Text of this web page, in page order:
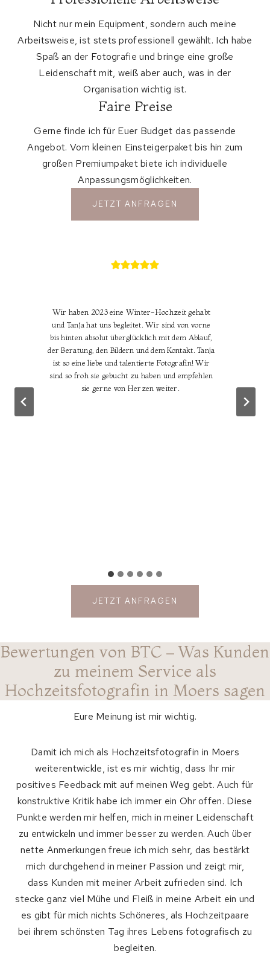
Nicht nur mein Equipment, sondern auch meine
Arbeitsweise, ist stets professionell gewählt. Ich habe
Spaß an der Fotografie und bringe eine große
Leidenschaft mit, weiß aber auch, was in der
Organisation wichtig ist.
Faire Preise
Gerne finde ich für Euer Budget das passende
Angebot. Vom kleinen Einsteigerpaket bis hin zum
großen Premiumpaket biete ich individuelle
Anpassungsmöglichkeiten.
JETZT ANFRAGEN
Wir haben 2023 eine Winter-Hochzeit gehabt
und Tanja hat uns begleitet. Wir sind von vorne
bis hinten absolut überglücklich mit dem Ablauf,
der Beratung, den Bildern und dem Kontakt. Tanja
ist so eine liebe und talentierte Fotografin! Wir
sind so froh sie gebucht zu haben und empfehlen
sie gerne von Herzen weiter.
JETZT ANFRAGEN
Bewertungen von BTC – Was Kunden
zu meinem Service als
Hochzeitsfotografin in Moers sagen
Eure Meinung ist mir wichtig.
Damit ich mich als Hochzeitsfotografin in Moers
weiterentwickle, ist es mir wichtig, dass Ihr mir
positives Feedback mit auf meinen Weg gebt. Auch für
konstruktive Kritik habe ich immer ein Ohr offen. Diese
Punkte werden mir helfen, mich in meiner Leidenschaft
zu entwickeln und immer besser zu werden. Auch über
nette Anmerkungen freue ich mich sehr, das bestärkt
mich durchgehend in meiner Passion und zeigt mir,
dass Kunden mit meiner Arbeit zufrieden sind. Ich
stecke ganz viel Mühe und Fleiß in meine Arbeit ein und
es gibt für mich nichts Schöneres, als Hochzeitpaare
bei ihrem schönsten Tag ihres Lebens fotografisch zu
begleiten.